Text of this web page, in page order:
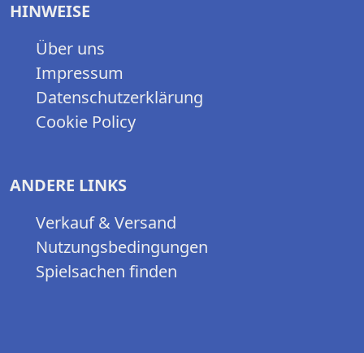
HINWEISE
Über uns
Impressum
Datenschutzerklärung
Cookie Policy
ANDERE LINKS
Verkauf & Versand
Nutzungsbedingungen
Spielsachen finden